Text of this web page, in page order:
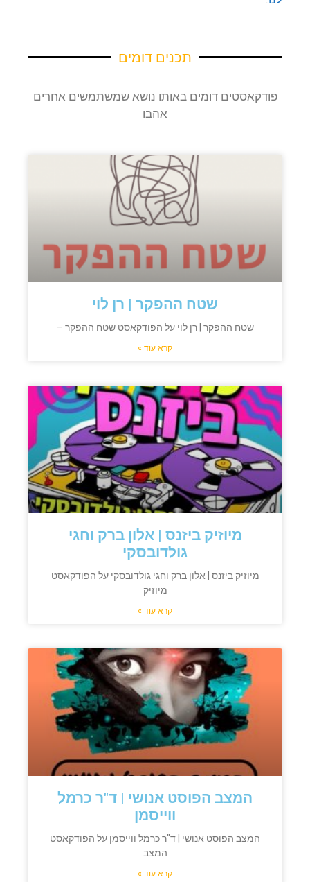
תכנים דומים
פודקאסטים דומים באותו נושא שמשתמשים אחרים
אהבו
שטח ההפקר | רן לוי
שטח ההפקר | רן לוי על הפודקאסט שטח ההפקר –
קרא עוד »
מיוזיק ביזנס | אלון ברק וחגי
גולדובסקי
מיוזיק ביזנס | אלון ברק וחגי גולדובסקי על הפודקאסט
מיוזיק
קרא עוד »
המצב הפוסט אנושי | ד"ר כרמל
ווייסמן
המצב הפוסט אנושי | ד"ר כרמל ווייסמן על הפודקאסט
המצב
קרא עוד »